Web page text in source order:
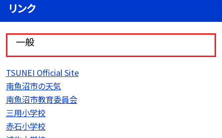
リンク
一般
TSUNEI Official Site
南魚沼市の天気
南魚沼市教育委員会
三用小学校
赤石小学校